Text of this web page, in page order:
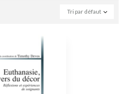
Tri par défaut